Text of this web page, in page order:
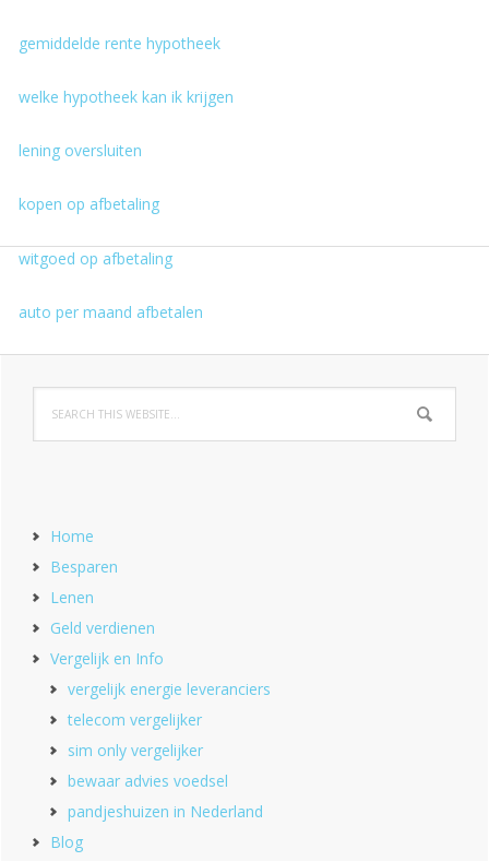
gemiddelde rente hypotheek
welke hypotheek kan ik krijgen
lening oversluiten
kopen op afbetaling
witgoed op afbetaling
auto per maand afbetalen
Home
Besparen
Lenen
Geld verdienen
Vergelijk en Info
vergelijk energie leveranciers
telecom vergelijker
sim only vergelijker
bewaar advies voedsel
pandjeshuizen in Nederland
Blog